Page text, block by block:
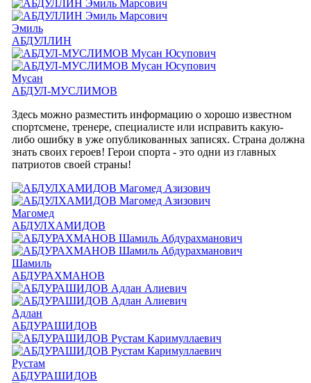
Эмиль
АБДУЛЛИН
Мусан
АБДУЛ-МУСЛИМОВ
Здесь можно разместить информацию о хорошо известном
спортсмене, тренере, специалисте или исправить какую-
либо ошибку в уже опубликованных записях. Страна должна
знать своих героев! Герои спорта - это одни из главных
патриотов своей страны!
Магомед
АБДУЛХАМИДОВ
Шамиль
АБДУРАХМАНОВ
Адлан
АБДУРАШИДОВ
Рустам
АБДУРАШИДОВ